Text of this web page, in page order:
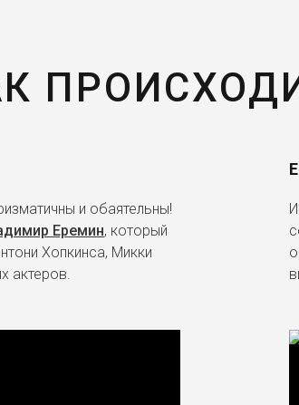
и обаятельны!
Еремин, который
Хопкинса, Микки
актеров.